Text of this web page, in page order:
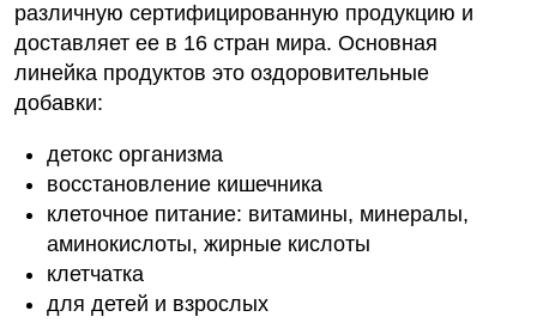
различную сертифицированную продукцию и
доставляет ее в 16 стран мира. Основная
линейка продуктов это оздоровительные
добавки:
детокс организма
восстановление кишечника
клеточное питание: витамины, минералы,
аминокислоты, жирные кислоты
клетчатка
для детей и взрослых